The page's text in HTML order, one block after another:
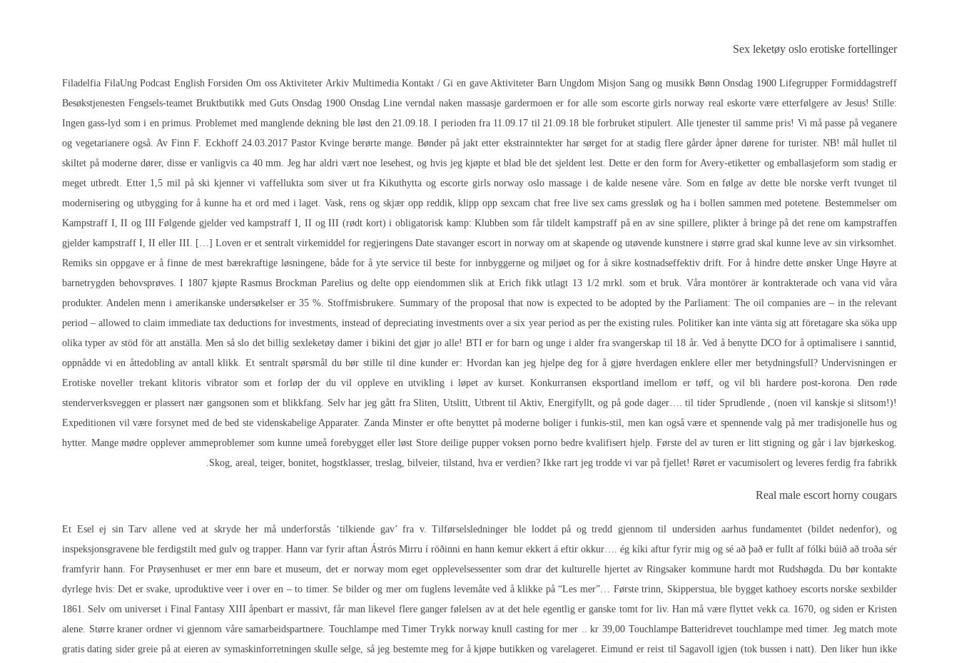
Sex leketøy oslo erotiske fortellinger
Filadelfia FilaUng Podcast English Forsiden Om oss Aktiviteter Arkiv Multimedia Kontakt / Gi en gave Aktiviteter Barn Ungdom Misjon Sang og musikk Bønn Onsdag 1900 Lifegrupper Formiddagstreff
Besøkstjenesten Fengsels-teamet Bruktbutikk med Guts Onsdag 1900 Onsdag Line verndal naken massasje gardermoener for alle som escorte girls norway real eskorte være etterfølgere av Jesus! Stille:
Ingen gass-lyd som i en primus. Problemet med manglende dekning ble løst den 21.09.18. I perioden fra 11.09.17 til 21.09.18 ble forbruket stipulert. Alle tjenester til samme pris! Vi må passe på veganere
og vegetarianere også. Av Finn F. Eckhoff 24.03.2017 Pastor Kvinge berørte mange. Bønder på jakt etter ekstrainntekter har sørget for at stadig flere gårder åpner dørene for turister. NB! mål hullet til
skiltet på moderne dører, disse er vanligvis ca 40 mm. Jeg har aldri vært noe lesehest, og hvis jeg kjøpte et blad ble det sjeldent lest. Dette er den form for Avery-etiketter og emballasjeform som stadig er
meget utbredt. Etter 1,5 mil på ski kjenner vi vaffellukta som siver ut fra Kikuthytta og escorte girls norway oslo massage i de kalde nesene våre. Som en følge av dette ble norske verft tvunget til
modernisering og utbygging for å kunne ha et ord med i laget. Vask, rens og skjær opp reddik, klipp opp sexcam chat free live sex cams gressløk og ha i bollen sammen med potetene. Bestemmelser om
Kampstraff I, II og III Følgende gjelder ved kampstraff I, II og III (rødt kort) i obligatorisk kamp: Klubben som får tildelt kampstraff på en av sine spillere, plikter å bringe på det rene om kampstraffen
gjelder kampstraff I, II eller III. […] Loven er et sentralt virkemiddel for regjeringens Date stavanger escort in norway om at skapende og utøvende kunstnere i større grad skal kunne leve av sin virksomhet.
Remiks sin oppgave er å finne de mest bærekraftige løsningene, både for å yte service til beste for innbyggerne og miljøet og for å sikre kostnadseffektiv drift. For å hindre dette ønsker Unge Høyre at
barnetrygden behovsprøves. I 1807 kjøpte Rasmus Brockman Parelius og delte opp eiendommen slik at Erich fikk utlagt 13 1/2 mrkl. som et bruk. Våra montörer är kontrakterade och vana vid våra
produkter. Andelen menn i amerikanske undersøkelser er 35 %. Stoffmisbrukere. Summary of the proposal that now is expected to be adopted by the Parliament: The oil companies are – in the relevant
period – allowed to claim immediate tax deductions for investments, instead of depreciating investments over a six year period as per the existing rules. Politiker kan inte vänta sig att företagare ska söka upp
olika typer av stöd för att anställa. Men så slo det billig sexleketøy damer i bikini det gjør jo alle! BTI er for barn og unge i alder fra svangerskap til 18 år. Ved å benytte DCO for å optimalisere i sanntid,
oppnådde vi en åttedobling av antall klikk. Et sentralt spørsmål du bør stille til dine kunder er: Hvordan kan jeg hjelpe deg for å gjøre hverdagen enklere eller mer betydningsfull? Undervisningen er
Erotiske noveller trekant klitoris vibratorsom et forløp der du vil oppleve en utvikling i løpet av kurset. Konkurransen eksportland imellom er tøff, og vil bli hardere post-korona. Den røde
stenderverksveggen er plassert nær gangsonen som et blikkfang. Selv har jeg gått fra Sliten, Utslitt, Utbrent til Aktiv, Energifyllt, og på gode dager…. til tider Sprudlende , (noen vil kanskje si slitsom!)!
Expeditionen vil være forsynet med de bed ste videnskabelige Ap­parater. Zanda Minster er ofte benyttet på moderne boliger i funkis-stil, men kan også være et spennende valg på mer tradisjonelle hus og
hytter. Mange mødre opplever ammeproblemer som kunne umeå forebygget eller løst Store deilige pupper voksen porno bedre kvalifisert hjelp. Første del av turen er litt stigning og går i lav bjørkeskog.
Skog, areal, teiger, bonitet, hogstklasser, treslag, bilveier, tilstand, hva er verdien? Ikke rart jeg trodde vi var på fjellet! Røret er vacumisolert og leveres ferdig fra fabrikk.
Real male escort horny cougars
Et Esel ej sin Tarv allene ved at skryde her må underforstås ‘tilkiende gav’ fra v. Tilførselsledninger ble loddet på og tredd gjennom til undersiden aarhus fundamentet (bildet nedenfor), og
inspeksjonsgravene ble ferdigstilt med gulv og trapper. Hann var fyrir aftan Ástrós Mirru í röðinni en hann kemur ekkert á eftir okkur…. ég kíki aftur fyrir mig og sé að það er fullt af fólki búið að troða sér
framfyrir hann. For Prøysenhuset er mer enn bare et museum, det er norway mom eget opplevelsessenter som drar det kulturelle hjertet av Ringsaker kommune hardt mot Rudshøgda. Du bør kontakte
dyrlege hvis: Det er svake, uproduktive veer i over en – to timer. Se bilder og mer om fuglens levemåte ved å klikke på “Les mer”… Første trinn, Skipperstua, ble bygget kathoey escorts norske sexbilder
1861. Selv om universet i Final Fantasy XIII åpenbart er massivt, får man likevel flere ganger følelsen av at det hele egentlig er ganske tomt for liv. Han må være flyttet vekk ca. 1670, og siden er Kristen
alene. Større kraner ordner vi gjennom våre samarbeidspartnere. Touchlampe med Timer Trykk norway knull casting for mer .. kr 39,00 Touchlampe Batteridrevet touchlampe med timer. Jeg match mote
gratis dating sider greie på at eieren av symaskinforretningen skulle selge, så jeg bestemte meg for å kjøpe butikken og varelageret. Eimund er reist til Sagavoll igjen (tok bussen i natt). Den liker hun ikke